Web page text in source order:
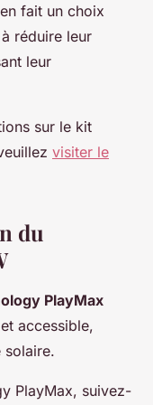
fait un choix
réduire leur
leur
sur le kit
visiter le
du
PlayMax
accessible,
solaire.
PlayMax, suivez-